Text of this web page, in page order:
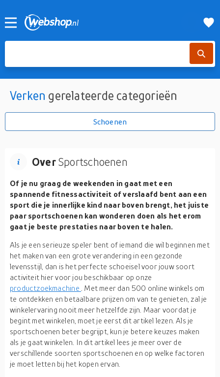
Verken gerelateerde categorieën
Schoenen
OverSportschoenen
Of je nu graag de weekenden in gaat met een
spannende fitnessactiviteit of verslaafd bent aan een
sport die je innerlijke kind naar boven brengt, het juiste
paar sportschoenen kan wonderen doen als het erom
gaat je beste prestaties naar boven te halen.
Als je een serieuze speler bent of iemand die wil beginnen met
het maken van een grote verandering in een gezonde
levensstijl, dan is het perfecte schoeisel voor jouw soort
activiteit hier voor jou beschikbaar op onze
productzoekmachine
. Met meer dan 500 online winkels om
te ontdekken en betaalbare prijzen om van te genieten, zal je
winkelervaring nooit meer hetzelfde zijn. Maar voordat je
begint met winkelen, moet je eerst dit artikel lezen. Als je
sportschoenen beter begrijpt, kun je betere keuzes maken
als je gaat winkelen. In dit artikel lees je meer over de
verschillende soorten sportschoenen en op welke factoren
je moet letten bij het kopen ervan.